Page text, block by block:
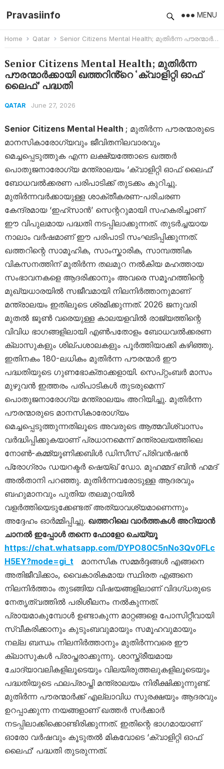
Pravasiinfo MENU
Home Qatar Senior Citizens Mental Health; മുതിർന്ന പൗരന്മാർക്കായി ഖത്തറിൻ്റെ ‘ക്വാളിറ്റി ഓഫ് ലൈഫ്’ പദ്ധതി
Senior Citizens Mental Health; മുതിർന്ന
പൗരന്മാർക്കായി ഖത്തറിൻ്റെ ‘ക്വാളിറ്റി ഓഫ്
ലൈഫ്’ പദ്ധതി
QATAR June 27, 2026
Senior Citizens Mental Health ; മുതിർന്ന പൗരന്മാരുടെ
മാനസികാരോഗ്യവും ജീവിതനിലവാരവും
മെച്ചപ്പെടുത്തുക എന്ന ലക്ഷ്യത്തോടെ ഖത്തർ
പൊതുജനാരോഗ്യ മന്ത്രാലയം ‘ക്വാളിറ്റി ഓഫ് ലൈഫ്’
ബോധവൽക്കരണ പരിപാടിക്ക് തുടക്കം കുറിച്ചു.
മുതിർന്നവർക്കായുള്ള ശാക്തീകരണ-പരിചരണ
കേന്ദ്രമായ ‘ഇഹ്‌സാൻ’ സെന്ററുമായി സഹകരിച്ചാണ്
ഈ വിപുലമായ പദ്ധതി നടപ്പിലാക്കുന്നത്. തുടർച്ചയായ
നാലാം വർഷമാണ് ഈ പരിപാടി സംഘടിപ്പിക്കുന്നത്.
ഖത്തറിന്റെ സാമൂഹിക, സാംസ്കാരിക, സാമ്പത്തിക
വികസനത്തിന് മുതിർന്ന തലമുറ നൽകിയ മഹത്തായ
സംഭാവനകളെ ആദരിക്കാനും അവരെ സമൂഹത്തിന്റെ
മുഖ്യധാരയിൽ സജീവമായി നിലനിർത്താനുമാണ്
മന്ത്രാലയം ഇതിലൂടെ ശ്രമിക്കുന്നത്. 2026 ജനുവരി
മുതൽ ജൂൺ വരെയുള്ള കാലയളവിൽ രാജ്യത്തിന്റെ
വിവിധ ഭാഗങ്ങളിലായി എൺപതോളം ബോധവൽക്കരണ
ക്ലാസുകളും ശില്പശാലകളും പൂർത്തിയാക്കി കഴിഞ്ഞു.
ഇതിനകം 180-ലധികം മുതിർന്ന പൗരന്മാർ ഈ
പദ്ധതിയുടെ ഗുണഭോക്താക്കളായി. സെപ്റ്റംബർ മാസം
മുഴുവൻ ഇത്തരം പരിപാടികൾ തുടരുമെന്ന്
പൊതുജനാരോഗ്യ മന്ത്രാലയം അറിയിച്ചു. മുതിർന്ന
പൗരന്മാരുടെ മാനസികാരോഗ്യം
മെച്ചപ്പെടുത്തുന്നതിലൂടെ അവരുടെ ആത്മവിശ്വാസം
വർദ്ധിപ്പിക്കുകയാണ് പ്രധാനമെന്ന് മന്ത്രാലയത്തിലെ
നോൺ-കമ്മ്യൂണിക്കബിൾ ഡിസീസ് പ്രിവൻഷൻ
പ്രോഗ്രാം ഡയറക്ടർ ഷെയ്ഖ് ഡോ. മുഹമ്മദ് ബിൻ ഹമദ്
അൽതാനി പറഞ്ഞു. മുതിർന്നവരോടുള്ള ആദരവും
ബഹുമാനവും പുതിയ തലമുറയിൽ
വളർത്തിയെടുക്കേണ്ടത് അത്യാവശ്യമാണെന്നും
അദ്ദേഹം ഓർമ്മിപ്പിച്ചു. ഖത്തറിലെ വാർത്തകൾ അറിയാൻ
ചാനൽ ഇപ്പോൾ തന്നെ ഫോളോ ചെയ്യൂ
https://chat.whatsapp.com/DYPO80C5nNo3Qv0FLc
H5EY?mode=gi_tമാനസിക സമ്മർദ്ദങ്ങൾ എങ്ങനെ
അതിജീവിക്കാം, വൈകാരികമായ സ്ഥിരത എങ്ങനെ
നിലനിർത്താം തുടങ്ങിയ വിഷയങ്ങളിലാണ് വിദഗ്ധരുടെ
നേതൃത്വത്തിൽ പരിശീലനം നൽകുന്നത്.
പ്രായമാകുമ്പോൾ ഉണ്ടാകുന്ന മാറ്റങ്ങളെ പോസിറ്റീവായി
സ്വീകരിക്കാനും കുടുംബവുമായും സമൂഹവുമായും
നല്ല ബന്ധം നിലനിർത്താനും മുതിർന്നവരെ ഈ
ക്ലാസുകൾ പ്രാപ്തരാക്കുന്നു. ശാസ്ത്രീയമായ
ചോദ്യാവലികളിലൂടെയും വിലയിരുത്തലുകളിലൂടെയും
പദ്ധതിയുടെ ഫലപ്രാപ്തി മന്ത്രാലയം നിരീക്ഷിക്കുന്നുണ്ട്.
മുതിർന്ന പൗരന്മാർക്ക് എല്ലാവിധ സുരക്ഷയും ആദരവും
ഉറപ്പാക്കുന്ന നയങ്ങളാണ് ഖത്തർ സർക്കാർ
നടപ്പിലാക്കിക്കൊണ്ടിരിക്കുന്നത്. ഇതിന്റെ ഭാഗമായാണ്
ഓരോ വർഷവും കൂടുതൽ മികവോടെ ‘ക്വാളിറ്റി ഓഫ്
ലൈഫ്’ പദ്ധതി തുടരുന്നത്.